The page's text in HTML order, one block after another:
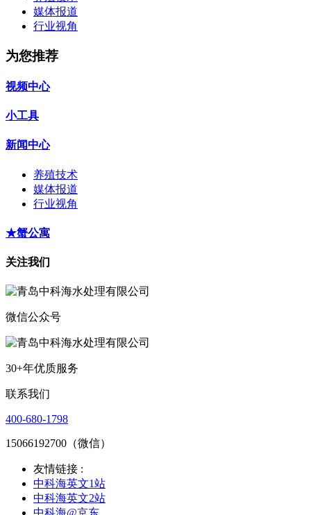
媒体报道
行业视角
为您推荐
视频中心
小工具
新闻中心
养殖技术
媒体报道
行业视角
★蟹公寓
关注我们
微信公众号
30+年优质服务
联系我们
400-680-1798
15066192700（微信）
友情链接 :
中科海英文1站
中科海英文2站